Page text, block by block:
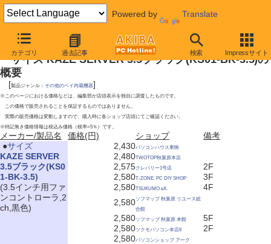
Powered by Translate
カテゴリ 過去記事 検索 Impressサイト
2010年1月23日号
サイズ KAZE SERVER 3.5ブラック(KS01-BK-3.5)の
概要
[製品ジャンル： その他のベイ内蔵機器]
※このページにおける価格などは、編集部が店頭表示を独自に調査したものです。
この価格で販売されることを保証するものではありません。
実際の販売価格は変動しますので、購入時に各ショップ店頭にてご確認ください。
※特記無き価格情報は税込み価格（税率=5％）です。
メーカー/製品名 価格(円) ショップ
備考
●サイズ
KAZE SERVER
3.5ブラック(KS0
1-BK-3.5)
(3.5インチ用ファ
ンコントローラ,2
ch,黒色)
2,430パソコンハウス東映
2,480TWOTOP秋葉原本店
2,575クレバリー1号店
2F
2,580T-ZONE. PC DIY SHOP
3F
2,580TSUKUMO eX.
4F
2,580ソフマップ 秋葉原 リユース総
合館
2,580ソフマップ 秋葉原 本館
5F
2,580ツクモパソコン本店II
2F
2,580パソコンショップ アーク